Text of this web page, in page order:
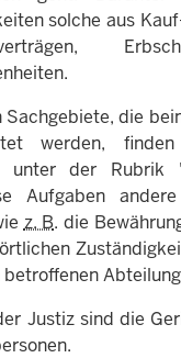
solche aus
Sachgebiete, die
werden,
unter der Rubrik
Aufgaben andere
z. B. die
Justiz sind die